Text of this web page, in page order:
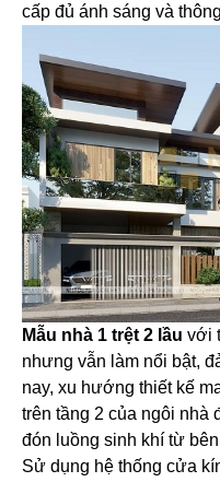
cấp đủ ánh sáng và
Mẫu nhà 1 trệt 2 lầu với
nhưng vẫn làm nổi bật,
nay, xu hướng thiết kế
trên tầng 2 của ngôi nhà
đón luồng sinh khí từ
Sử dụng hệ thống cửa